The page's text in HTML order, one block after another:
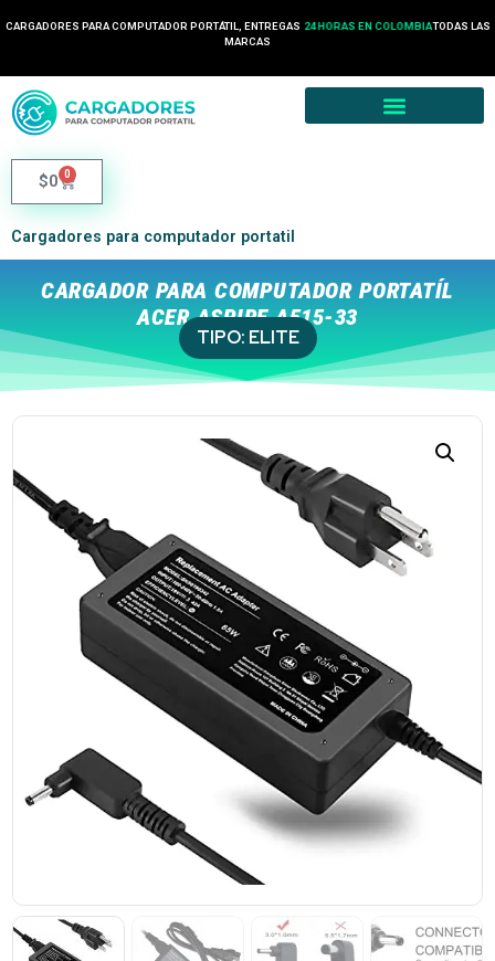
CARGADORES PARA COMPUTADOR PORTÁTIL, ENTREGAS 24 HORAS EN COLOMBIATODAS LAS
MARCAS
$0 0
Cargadores para computador portatil
CARGADOR PARA COMPUTADOR PORTATÍL
ACER ASPIRE A515-33
TIPO: ELITE